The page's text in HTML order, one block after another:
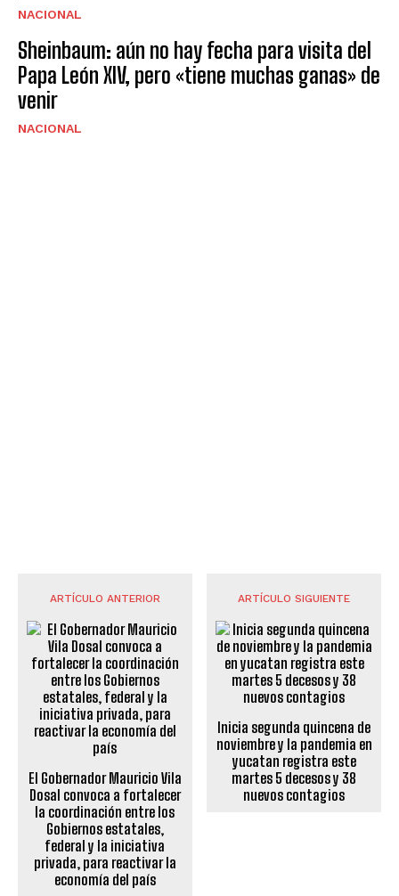
NACIONAL
Sheinbaum: aún no hay fecha para visita del
Papa León XIV, pero «tiene muchas ganas» de
venir
NACIONAL
ARTÍCULO ANTERIOR
El Gobernador Mauricio Vila
Dosal convoca a fortalecer
la coordinación entre los
Gobiernos estatales,
federal y la iniciativa
privada, para reactivar la
economía del país
ARTÍCULO SIGUIENTE
Inicia segunda quincena de
noviembre y la pandemia en
yucatan registra este
martes 5 decesos y 38
nuevos contagios